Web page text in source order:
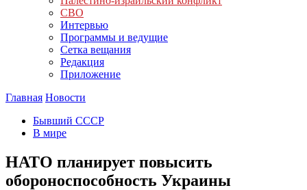
СВО
Интервью
Программы и ведущие
Сетка вещания
Редакция
Приложение
Главная Новости
Бывший СССР
В мире
НАТО планирует повысить
обороноспособность Украины